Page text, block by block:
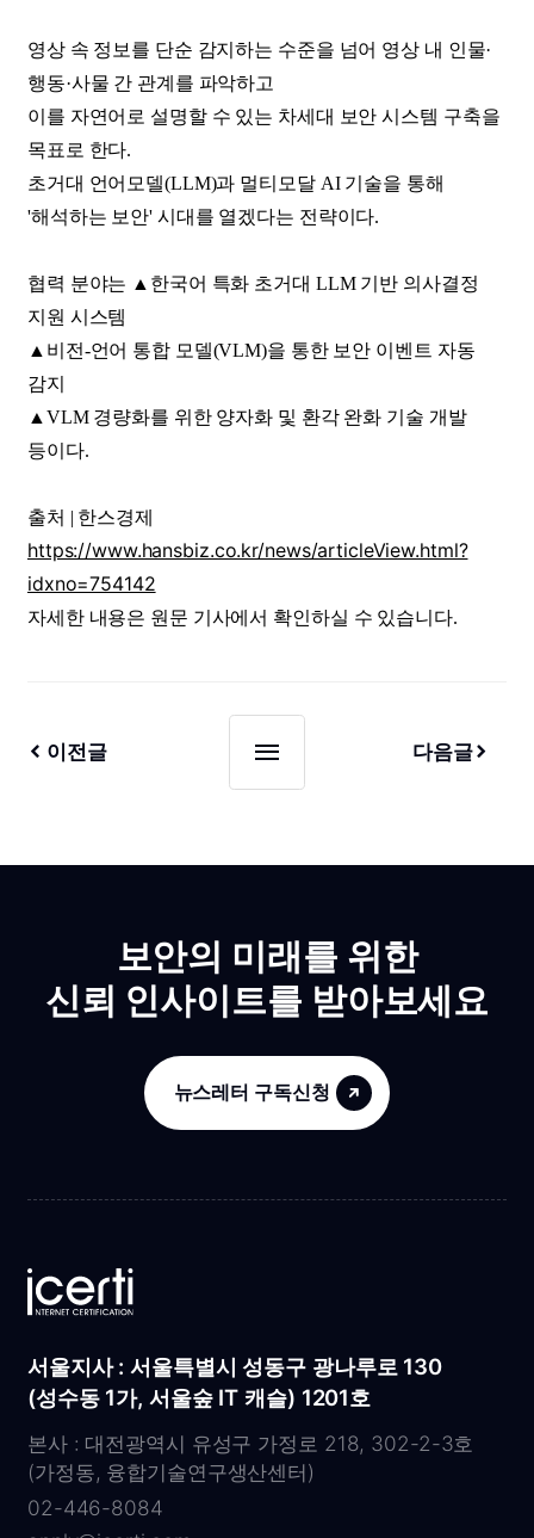
영상 속 정보를 단순 감지하는 수준을 넘어 영상 내 인물·
행동·사물 간 관계를 파악하고
이를 자연어로 설명할 수 있는 차세대 보안 시스템 구축을
목표로 한다.
초거대 언어모델(LLM)과 멀티모달 AI 기술을 통해
'해석하는 보안' 시대를 열겠다는 전략이다.
협력 분야는 ▲한국어 특화 초거대 LLM 기반 의사결정
지원 시스템
▲비전-언어 통합 모델(VLM)을 통한 보안 이벤트 자동
감지
▲VLM 경량화를 위한 양자화 및 환각 완화 기술 개발
등이다.
출처 | 한스경제
https://www.hansbiz.co.kr/news/articleView.html?
idxno=754142
자세한 내용은 원문 기사에서 확인하실 수 있습니다.
이전글 다음글
보안의 미래를 위한
신뢰 인사이트를 받아보세요
뉴스레터 구독신청
서울지사 : 서울특별시 성동구 광나루로 130
(성수동 1가, 서울숲 IT 캐슬) 1201호
본사 : 대전광역시 유성구 가정로 218, 302-2-3호
(가정동, 융합기술연구생산센터)
02-446-8084